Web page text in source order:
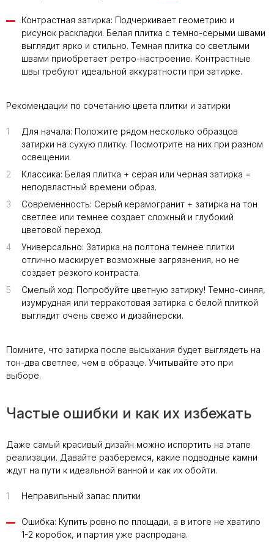
Контрастная затирка: Подчеркивает геометрию и
рисунок раскладки. Белая плитка с темно-серыми швами
выглядит ярко и стильно. Темная плитка со светлыми
швами приобретает ретро-настроение. Контрастные
швы требуют идеальной аккуратности при затирке.
Рекомендации по сочетанию цвета плитки и затирки
Для начала: Положите рядом несколько образцов
затирки на сухую плитку. Посмотрите на них при разном
освещении.
1
Классика: Белая плитка + серая или черная затирка =
неподвластный времени образ.
2
Современность: Серый керамогранит + затирка на тон
светлее или темнее создает сложный и глубокий
цветовой переход.
3
Универсально: Затирка на полтона темнее плитки
отлично маскирует возможные загрязнения, но не
создает резкого контраста.
4
Смелый ход: Попробуйте цветную затирку! Темно-синяя,
изумрудная или терракотовая затирка с белой плиткой
выглядит очень свежо и дизайнерски.
5
Помните, что затирка после высыхания будет выглядеть на
тон-два светлее, чем в образце. Учитывайте это при
выборе.
Частые ошибки и как их избежать
Даже самый красивый дизайн можно испортить на этапе
реализации. Давайте разберемся, какие подводные камни
ждут на пути к идеальной ванной и как их обойти.
Неправильный запас плитки
1
Ошибка: Купить ровно по площади, а в итоге не хватило
1-2 коробок, и партия уже распродана.